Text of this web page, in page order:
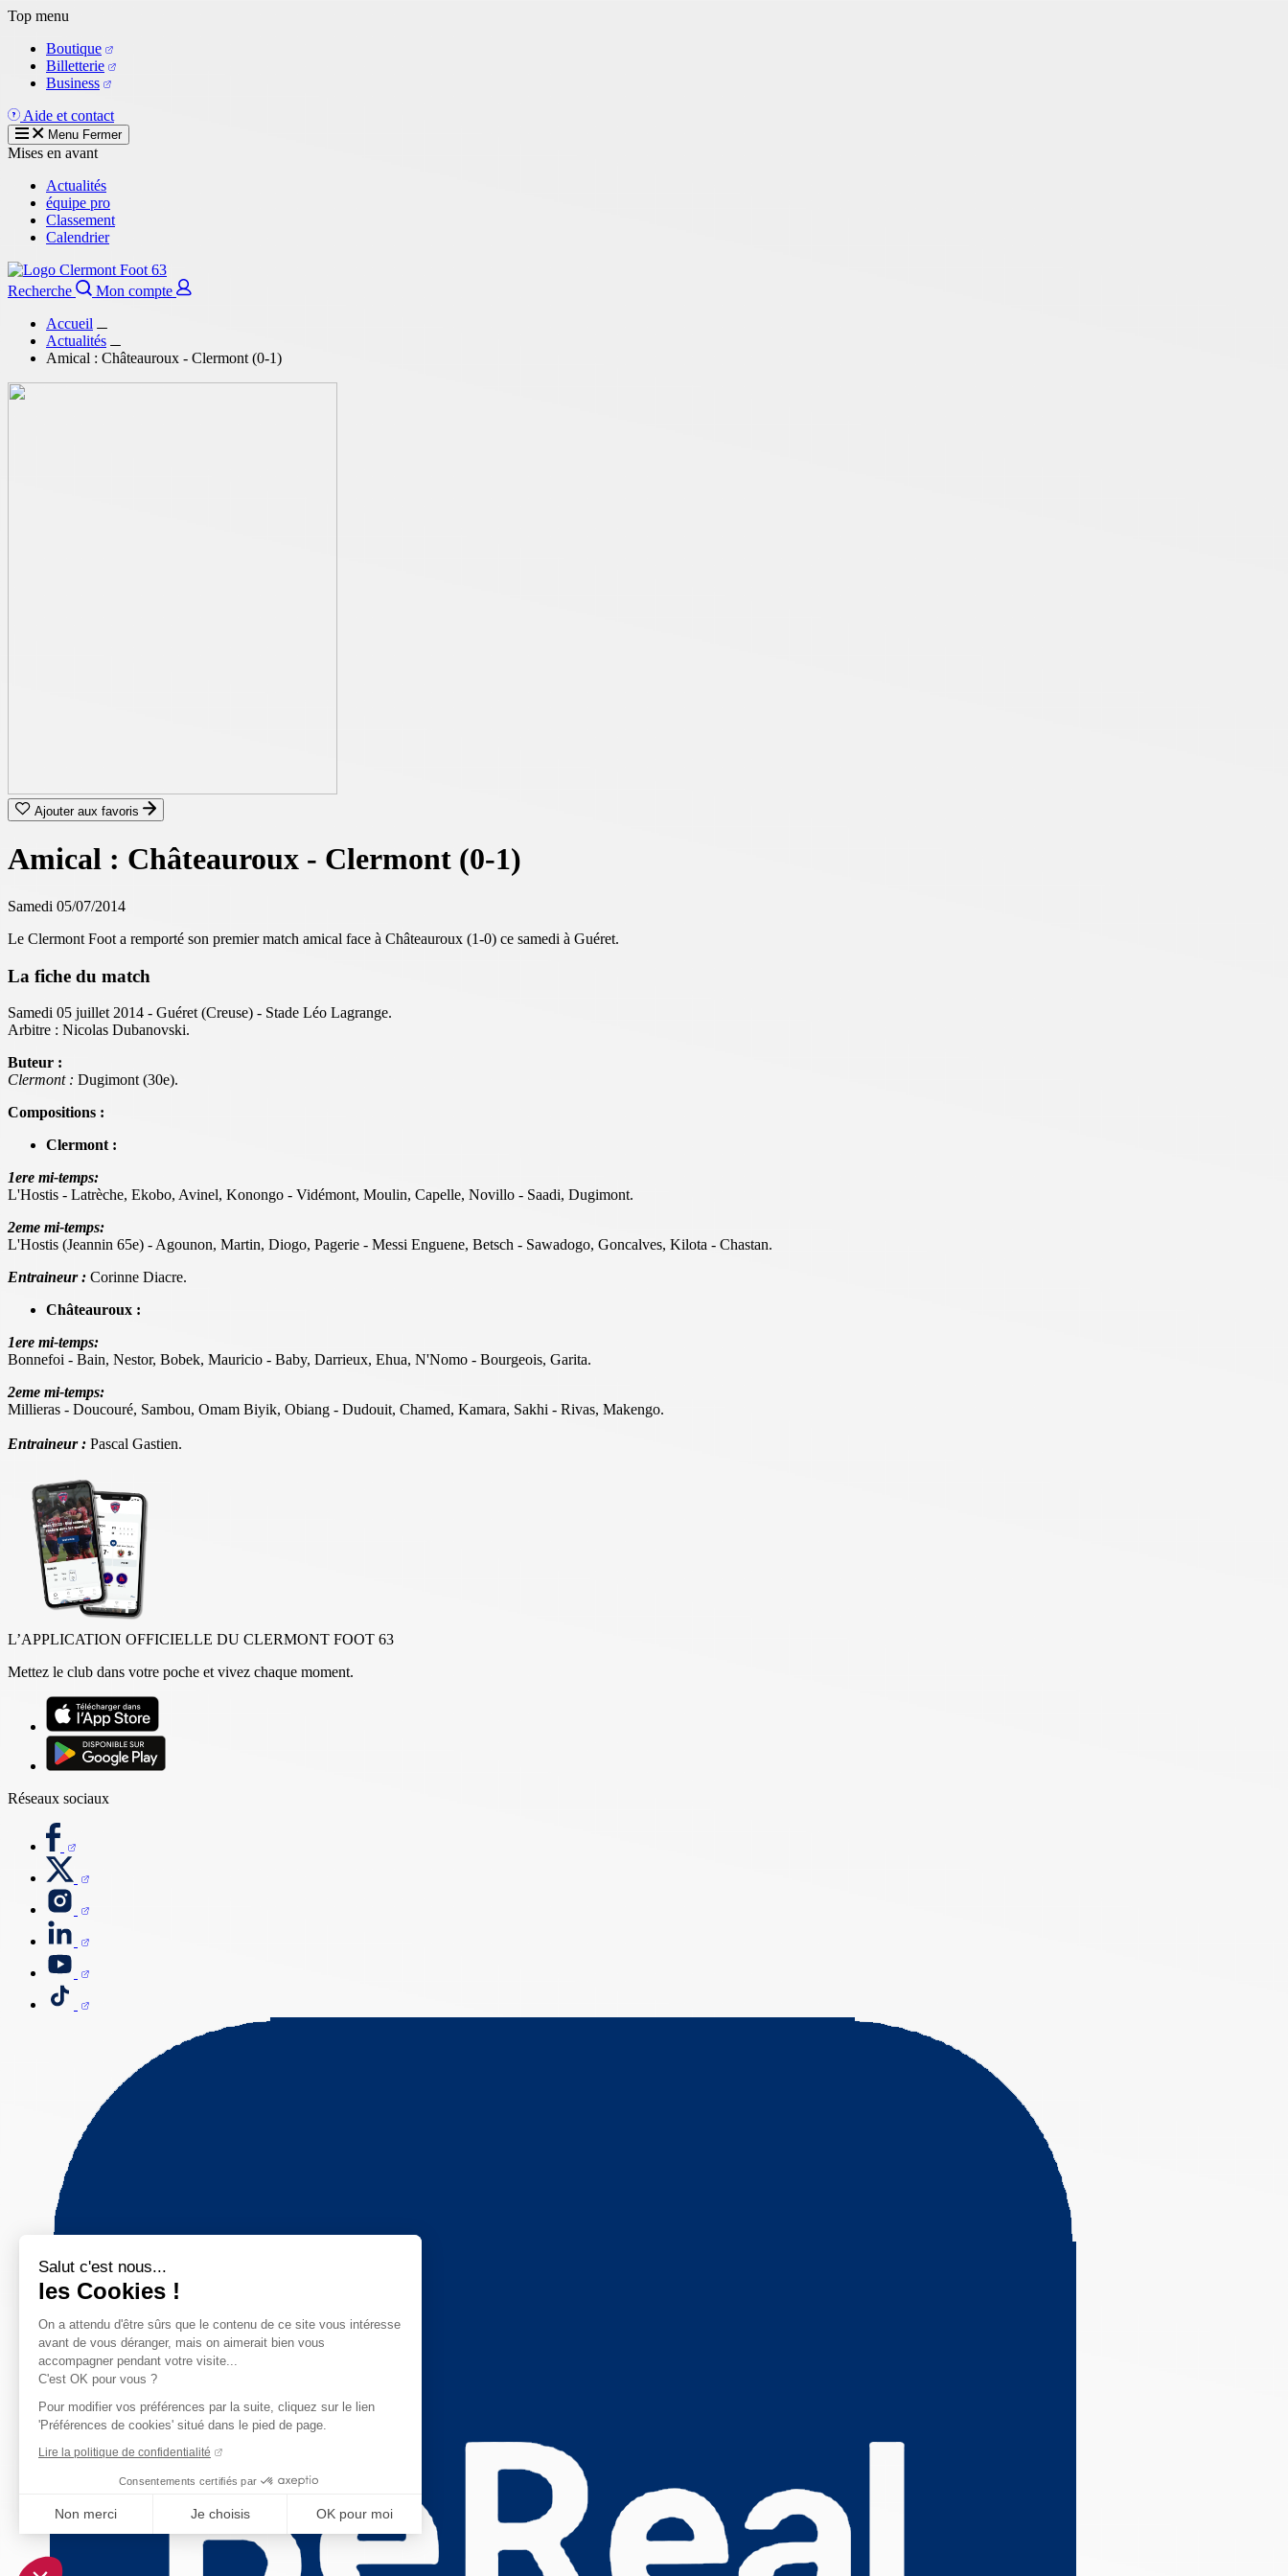
Salut c'est nous...
les Cookies !
On a attendu d'être sûrs que le contenu de ce site vous intéresse
avant de vous déranger, mais on aimerait bien vous
accompagner pendant votre visite...
C'est OK pour vous ?
Pour modifier vos préférences par la suite, cliquez sur le lien
'Préférences de cookies' situé dans le pied de page.
Lire la politique de confidentialité
Consentements certifiés par
Non merci Je choisis OK pour moi
Plateforme de Gestion du Consentement : Personnalisez vos Options
Aller
contenu
principal
Top menu
Boutique
Billetterie
Business
Aide et contact
Menu Fermer
Mises en avant
Actualités
équipe pro
Classement
Calendrier
Recherche
Mon compte
Accueil
Actualités
Amical : Châteauroux - Clermont (0-1)
Ajouter aux favoris
Amical : Châteauroux - Clermont (0-1)
Samedi 05/07/2014
Le Clermont Foot a remporté son premier match amical face à Châteauroux (1-0) ce samedi à Guéret.
La fiche du match
Samedi 05 juillet 2014 - Guéret (Creuse) - Stade Léo Lagrange.
Arbitre : Nicolas Dubanovski.
Buteur :
Clermont : Dugimont (30e).
Compositions :
Clermont :
1ere mi-temps:
L'Hostis - Latrèche, Ekobo, Avinel, Konongo - Vidémont, Moulin, Capelle, Novillo - Saadi, Dugimont.
2eme mi-temps:
L'Hostis (Jeannin 65e) - Agounon, Martin, Diogo, Pagerie - Messi Enguene, Betsch - Sawadogo, Goncalves, Kilota - Chastan.
Entraineur : Corinne Diacre.
Châteauroux :
1ere mi-temps:
Bonnefoi - Bain, Nestor, Bobek, Mauricio - Baby, Darrieux, Ehua, N'Nomo - Bourgeois, Garita.
2eme mi-temps:
Millieras - Doucouré, Sambou, Omam Biyik, Obiang - Dudouit, Chamed, Kamara, Sakhi - Rivas, Makengo.
Entraineur : Pascal Gastien.
L’APPLICATION OFFICIELLE DU CLERMONT FOOT 63
Mettez le club dans votre poche et vivez chaque moment.
Réseaux sociaux